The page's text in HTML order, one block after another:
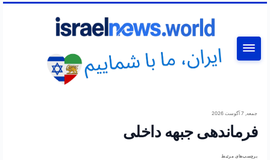
جمعه, 7 آگوست 2026
فرماندهی جبهه داخلی
برچسب‌های مرتبط